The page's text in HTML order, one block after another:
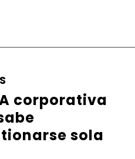
corporativa
sola